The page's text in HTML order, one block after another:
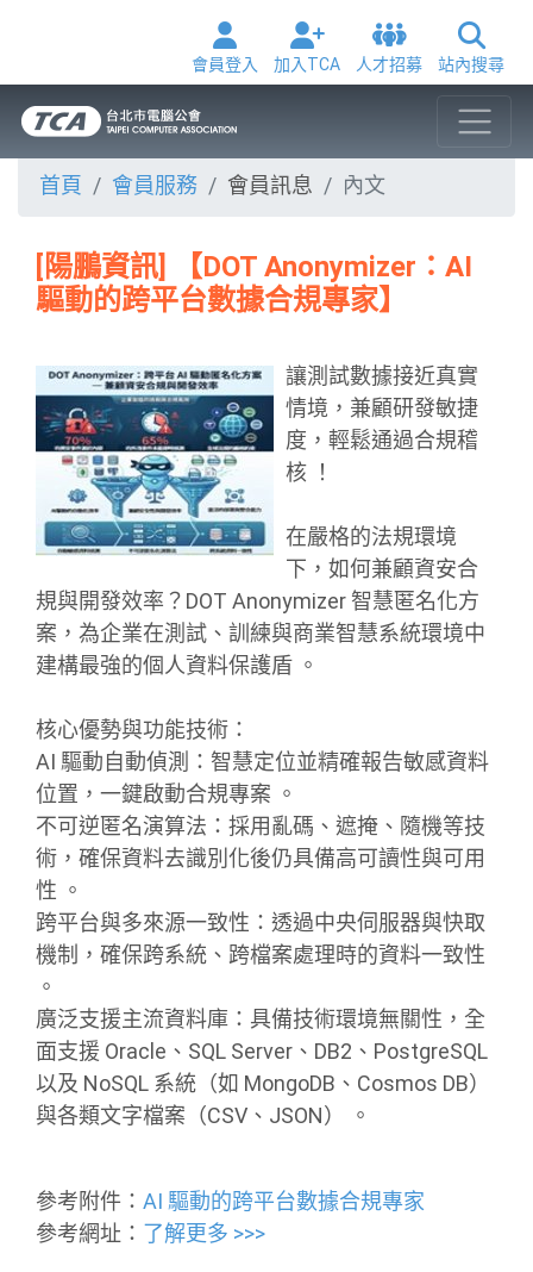
會員登入 加入TCA 人才招募 站內搜尋
首頁 會員服務 會員訊息 內文
[陽鵬資訊] 【DOT Anonymizer：AI
驅動的跨平台數據合規專家】
讓測試數據接近真實
情境，兼顧研發敏捷
度，輕鬆通過合規稽
核 ！
在嚴格的法規環境
下，如何兼顧資安合
規與開發效率？DOT Anonymizer 智慧匿名化方
案，為企業在測試、訓練與商業智慧系統環境中
建構最強的個人資料保護盾 。
核心優勢與功能技術：
AI 驅動自動偵測：智慧定位並精確報告敏感資料
位置，一鍵啟動合規專案 。
不可逆匿名演算法：採用亂碼、遮掩、隨機等技
術，確保資料去識別化後仍具備高可讀性與可用
性 。
跨平台與多來源一致性：透過中央伺服器與快取
機制，確保跨系統、跨檔案處理時的資料一致性
。
廣泛支援主流資料庫：具備技術環境無關性，全
面支援 Oracle、SQL Server、DB2、PostgreSQL
以及 NoSQL 系統（如 MongoDB、Cosmos DB）
與各類文字檔案（CSV、JSON） 。
參考附件： AI 驅動的跨平台數據合規專家
參考網址： 了解更多 >>>